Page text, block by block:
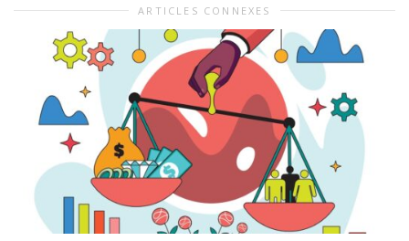
ARTICLES CONNEXES